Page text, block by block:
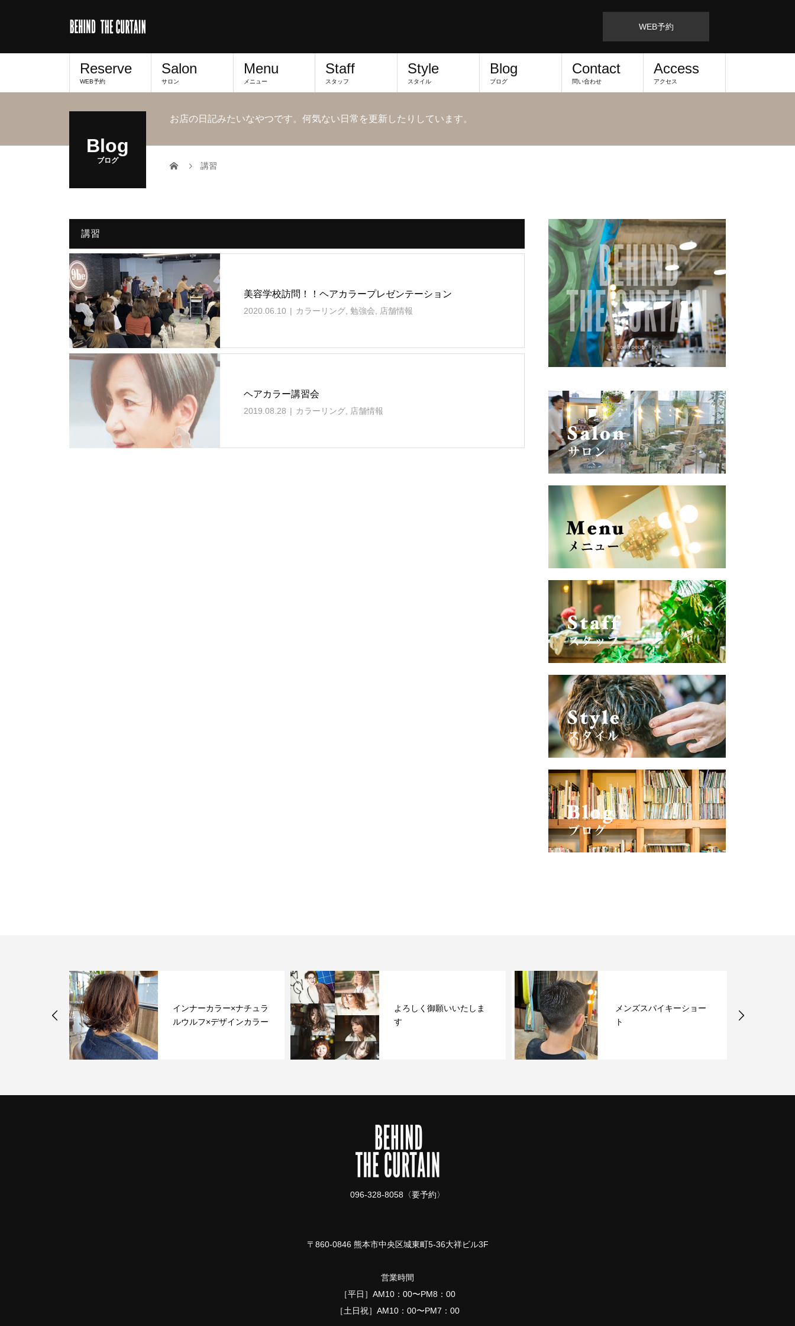
WEB予約
Reserve
WEB予約
Salon
サロン
Menu
メニュー
Staff
スタッフ
Style
スタイル
Blog
ブログ
Contact
問い合わせ
Access
アクセス
Blog
ブログ
お店の日記みたいなやつです。何気ない日常を更新したりしています。
講習
講習
美容学校訪問！！ヘアカラープレゼンテーション
2020.06.10 カラーリング, 勉強会 店舗情報
ヘアカラー講習会
2019.08.28 カラーリング, 店舗情報
インナーカラー×ナチュラ
ルウルフ×デザインカラー
よろしく御願いいたしま
す
メンズスパイキーショー
ト
096-328-8058〈要予約〉
〒860-0846 熊本市中央区城東町5-36大祥ビル3F
営業時間
［平日］AM10：00〜PM8：00
［土日祝］AM10：00〜PM7：00